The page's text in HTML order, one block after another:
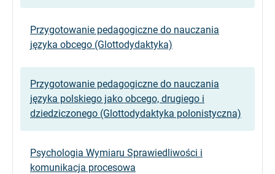
Przygotowanie pedagogiczne do nauczania
języka obcego (Glottodydaktyka)
Przygotowanie pedagogiczne do nauczania
języka polskiego jako obcego, drugiego i
dziedziczonego (Glottodydaktyka polonistyczna)
Psychologia Wymiaru Sprawiedliwości i
komunikacja procesowa